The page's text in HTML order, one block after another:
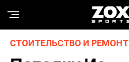
СТОИТЕЛЬСТВО И РЕМОНТ